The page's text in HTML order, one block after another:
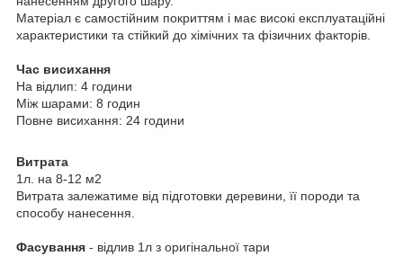
Матеріал є самостійним покриттям і має високі експлуатаційні
характеристики та стійкий до хімічних та фізичних факторів.
Час висихання
На відлип: 4 години
Між шарами: 8 годин
Повне висихання: 24 години
Витрата
1л. на 8-12 м2
Витрата залежатиме від підготовки деревини, її породи та
способу нанесення.
Фасування - відлив 1л з оригінальної тари